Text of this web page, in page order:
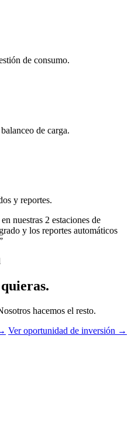
de consumo.
de carga.
y reportes.
nuestras 2 estaciones de
y los reportes automáticos
hacemos el resto.
Ver oportunidad de inversión →